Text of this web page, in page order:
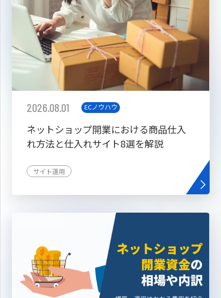
2026.08.01 ECノウハウ
ネットショップ開業における商品仕入
れ方法と仕入れサイト8選を解説
サイト運用